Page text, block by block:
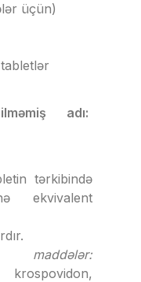
üçün)
adı:
tərkibində
ekvivalent